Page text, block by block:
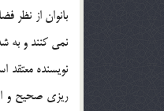
بانوان از نظر
نمي كنند و به
نويسنده معتقد
ريزي صحيح و